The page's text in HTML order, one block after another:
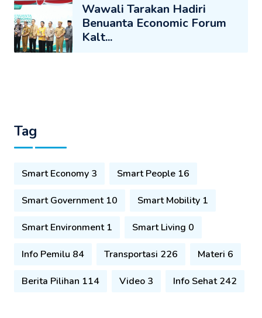
Wawali Tarakan Hadiri
Benuanta Economic Forum
Kalt...
Tag
Smart Economy 3 Smart People 16
Smart Government 10 Smart Mobility 1
Smart Environment 1 Smart Living 0
Info Pemilu 84 Transportasi 226 Materi 6
Berita Pilihan 114 Video 3 Info Sehat 242